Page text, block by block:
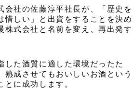
会社の佐藤淳平社長が、「歴史を
惜しい」と出資をすることを決め
株式会社と名前を変え、再出発す
した酒質に適した環境だったた
成させてもおいしいお酒という
に成功します。